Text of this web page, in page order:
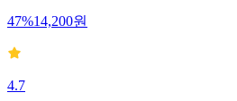
47%14,200원
4.7